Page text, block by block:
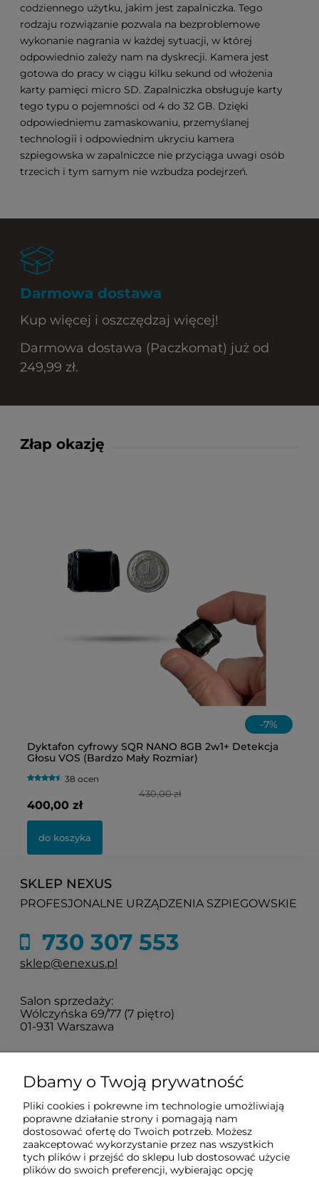
codziennego użytku, jakim jest zapalniczka. Tego
rodzaju rozwiązanie pozwala na bezproblemowe
wykonanie nagrania w każdej sytuacji, w której
odpowiednio zależy nam na dyskrecji. Kamera jest
gotowa do pracy w ciągu kilku sekund od włożenia
karty pamięci micro SD. Zapalniczka obsługuje karty
tego typu o pojemności od 4 do 32 GB. Dzięki
odpowiedniemu zamaskowaniu, przemyślanej
technologii i odpowiednim ukryciu kamera
szpiegowska w zapalniczce nie przyciąga uwagi osób
trzecich i tym samym nie wzbudza podejrzeń.
Darmowa dostawa
Kup więcej i oszczędzaj więcej!
Darmowa dostawa (Paczkomat) już od
249,99 zł.
Złap okazję
-7%
Dyktafon cyfrowy SQR NANO 8GB 2w1+ Detekcja
Głosu VOS (Bardzo Mały Rozmiar)
38 ocen
430,00 zł
400,00 zł
do koszyka
SKLEP NEXUS
PROFESJONALNE URZĄDZENIA SZPIEGOWSKIE
730 307 553
sklep@enexus.pl
Salon sprzedaży:
Wólczyńska 69/77 (7 piętro)
01-931 Warszawa
O nas
Informacje
Dbamy o Twoją prywatność
Pliki cookies i pokrewne im technologie umożliwiają
poprawne działanie strony i pomagają nam
dostosować ofertę do Twoich potrzeb. Możesz
zaakceptować wykorzystanie przez nas wszystkich
tych plików i przejść do sklepu lub dostosować użycie
plików do swoich preferencji, wybierając opcję